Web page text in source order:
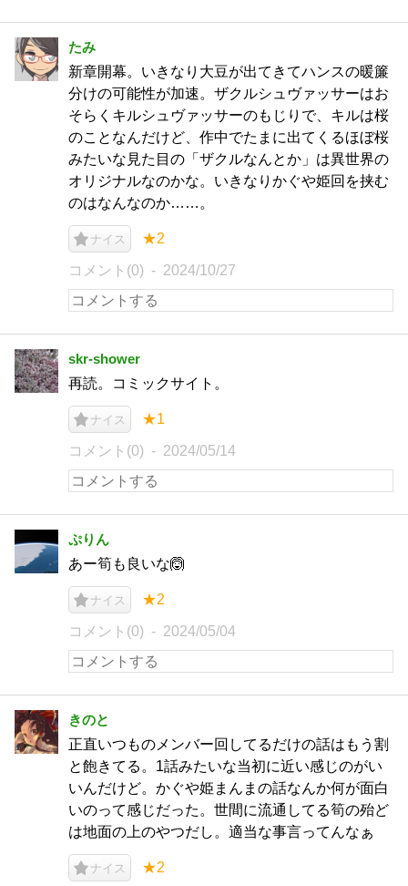
たみ
新章開幕。いきなり大豆が出てきてハンスの暖簾
分けの可能性が加速。ザクルシュヴァッサーはお
そらくキルシュヴァッサーのもじりで、キルは桜
のことなんだけど、作中でたまに出てくるほぼ桜
みたいな見た目の「ザクルなんとか」は異世界の
オリジナルなのかな。いきなりかぐや姫回を挟む
のはなんなのか……。
ナイス ★2
コメント(0) 2024/10/27
skr-shower
再読。コミックサイト。
ナイス ★1
コメント(0) 2024/05/14
ぷりん
あー筍も良いな🙆
ナイス ★2
コメント(0) 2024/05/04
きのと
正直いつものメンバー回してるだけの話はもう割
と飽きてる。1話みたいな当初に近い感じのがい
いんだけど。かぐや姫まんまの話なんか何が面白
いのって感じだった。世間に流通してる筍の殆ど
は地面の上のやつだし。適当な事言ってんなぁ
ナイス ★2